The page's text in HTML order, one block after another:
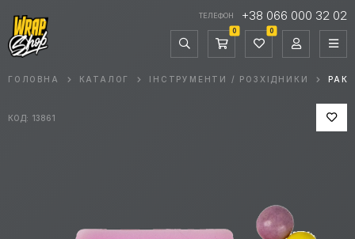
ТЕЛЕФОН +38 066 000 32 02
0 0
ГОЛОВНА КАТАЛОГ ІНСТРУМЕНТИ / РОЗХІДНИКИ
КОД: 13861